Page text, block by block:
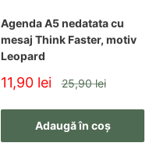
Agenda A5 nedatata cu
mesaj Think Faster, motiv
Leopard
Pret
redus
11,90 lei Pret
25,90 lei
Adaugă în coș